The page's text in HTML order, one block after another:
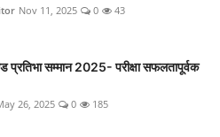
Nov 11, 2025 0 43
प्रतिभा सम्मान 2025- परीक्षा सफलतापूर्वक
26, 2025 0 185